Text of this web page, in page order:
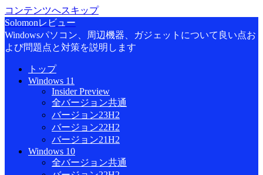
コンテンツへスキップ
Solomonレビュー
Windowsパソコン、周辺機器、ガジェットについて良い点お
よび問題点と対策を説明します
トップ
Windows 11
Insider Preview
全バージョン共通
バージョン23H2
バージョン22H2
バージョン21H2
Windows 10
全バージョン共通